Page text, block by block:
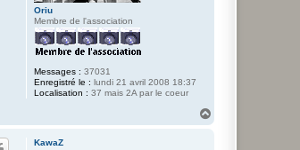
Oriu
Membre de l'association
Messages : 37031
Enregistré le : lundi 21 avril 2008 18:37
Localisation : 37 mais 2A par le coeur
KawaZ